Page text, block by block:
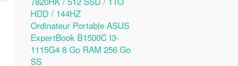
HDD / 144HZ
Ordinateur Portable ASUS
ExpertBook B1500C I3-
1115G4 8 Go RAM 256 Go
SS